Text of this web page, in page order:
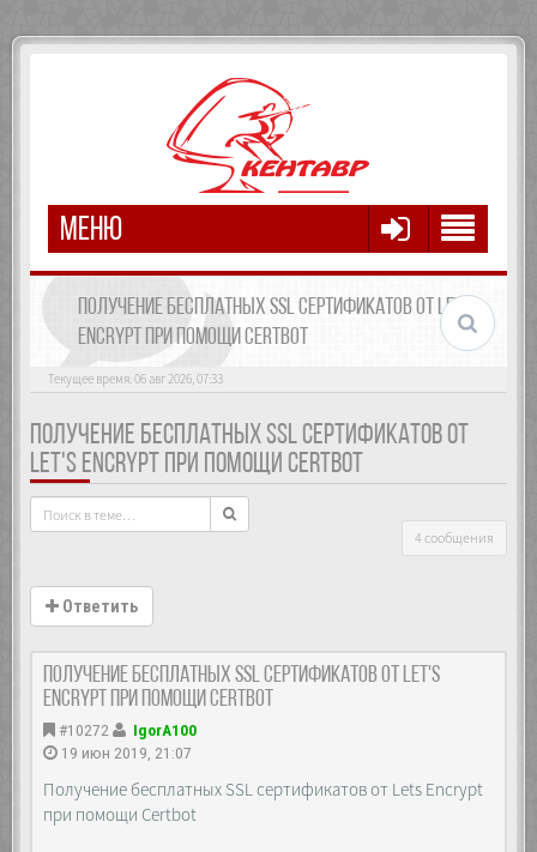
МЕНЮ
ПОЛУЧЕНИЕ БЕСПЛАТНЫХ SSL СЕРТИФИКАТОВ ОТ LET'S
ENCRYPT ПРИ ПОМОЩИ CERTBOT
Текущее время: 06 авг 2026, 07:33
ПОЛУЧЕНИЕ БЕСПЛАТНЫХ SSL СЕРТИФИКАТОВ ОТ
LET'S ENCRYPT ПРИ ПОМОЩИ CERTBOT
4 сообщения
Ответить
Получение бесплатных SSL сертификатов от Let's
Encrypt при помощи Certbot
#10272
IgorA100
19 июн 2019, 21:07
Получение бесплатных SSL сертификатов от Lets Encrypt
при помощи Certbot